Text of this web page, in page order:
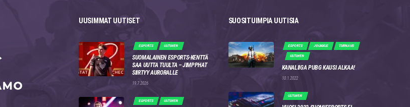
UUSIMMAT UUTISET
ESPORTS UUTINEN
SUOMALAINEN ESPORTS-KENTTÄ
SAA UUTTA TUULTA – JIMPPHAT
SIIRTYY AURORALLE
19.7.2026
ESPORTS UUTINEN
SUOSITUIMPIA UUTISIA
ESPORTS JOUKKUE TURNAUS
UUTINEN
KANALIIGA PUBG KAUSI ALKAA!
10.1.2022
UUTINEN